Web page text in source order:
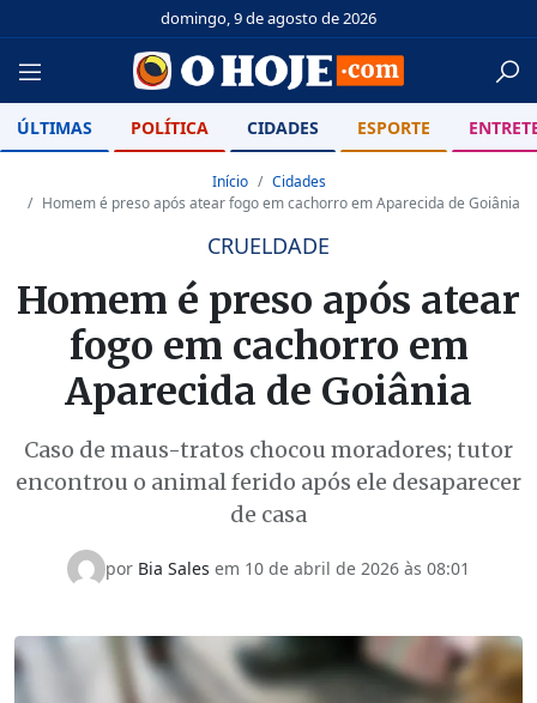
domingo, 9 de agosto de 2026
ÚLTIMAS POLÍTICA CIDADES ESPORTE
Início
Cidades
Homem é preso após atear fogo em cachorro em Aparecida de Goiânia
CRUELDADE
Homem é preso após atear
fogo em cachorro em
Aparecida de Goiânia
Caso de maus-tratos chocou moradores; tutor
encontrou o animal ferido após ele desaparecer
de casa
por Bia Sales em 10 de abril de 2026 às 08:01